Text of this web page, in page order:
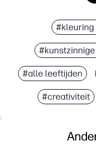
#kleuring
#alle leeftijden
#creativiteit